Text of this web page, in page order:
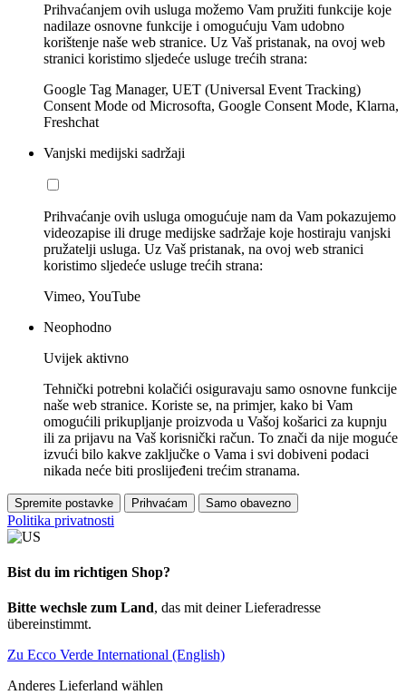
Prihvaćanjem ovih usluga možemo Vam pružiti funkcije koje
nadilaze osnovne funkcije i omogućuju Vam udobno
korištenje naše web stranice. Uz Vaš pristanak, na ovoj web
stranici koristimo sljedeće usluge trećih strana:
Google Tag Manager, UET (Universal Event Tracking)
Consent Mode od Microsofta, Google Consent Mode, Klarna,
Freshchat
Vanjski medijski sadržaji
Prihvaćanje ovih usluga omogućuje nam da Vam pokazujemo
videozapise ili druge medijske sadržaje koje hostiraju vanjski
pružatelji usluga. Uz Vaš pristanak, na ovoj web stranici
koristimo sljedeće usluge trećih strana:
Vimeo, YouTube
Neophodno
Uvijek aktivno
Tehnički potrebni kolačići osiguravaju samo osnovne funkcije
naše web stranice. Koriste se, na primjer, kako bi Vam
omogućili prikupljanje proizvoda u Vašoj košarici za kupnju
ili za prijavu na Vaš korisnički račun. To znači da nije moguće
izvući bilo kakve zaključke o Vama i svi dobiveni podaci
nikada neće biti proslijeđeni trećim stranama.
Spremite postavke Prihvaćam Samo obavezno
Politika privatnosti
Bist du im richtigen Shop?
Bitte wechsle zum Land, das mit deiner Lieferadresse
übereinstimmt.
Zu Ecco Verde International (English)
Anderes Lieferland wählen